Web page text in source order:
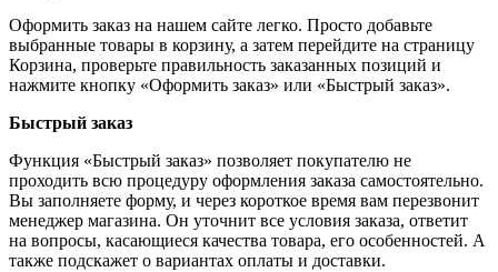
Оформить заказ на нашем сайте легко. Просто добавьте
выбранные товары в корзину, а затем перейдите на страницу
Корзина, проверьте правильность заказанных позиций и
нажмите кнопку «Оформить заказ» или «Быстрый заказ».
Быстрый заказ
Функция «Быстрый заказ» позволяет покупателю не
проходить всю процедуру оформления заказа самостоятельно.
Вы заполняете форму, и через короткое время вам перезвонит
менеджер магазина. Он уточнит все условия заказа, ответит
на вопросы, касающиеся качества товара, его особенностей. А
также подскажет о вариантах оплаты и доставки.